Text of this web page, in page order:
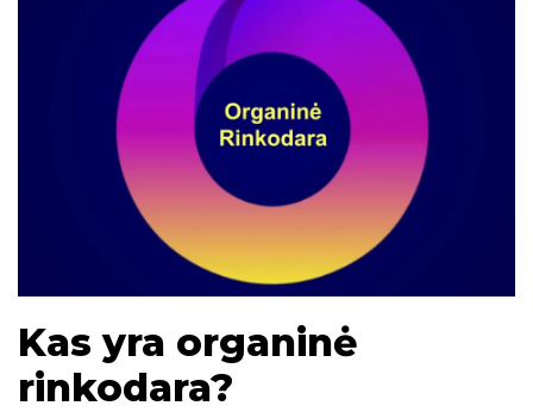
Kas yra organinė
rinkodara?